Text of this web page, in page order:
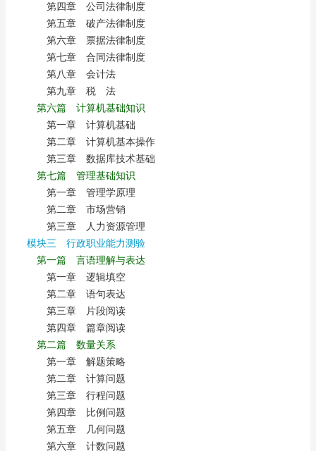
第四章 公司法律制度
第五章 破产法律制度
第六章 票据法律制度
第七章 合同法律制度
第八章 会计法
第九章 税 法
第六篇 计算机基础知识
第一章 计算机基础
第二章 计算机基本操作
第三章 数据库技术基础
第七篇 管理基础知识
第一章 管理学原理
第二章 市场营销
第三章 人力资源管理
模块三 行政职业能力测验
第一篇 言语理解与表达
第一章 逻辑填空
第二章 语句表达
第三章 片段阅读
第四章 篇章阅读
第二篇 数量关系
第一章 解题策略
第二章 计算问题
第三章 行程问题
第四章 比例问题
第五章 几何问题
第六章 计数问题